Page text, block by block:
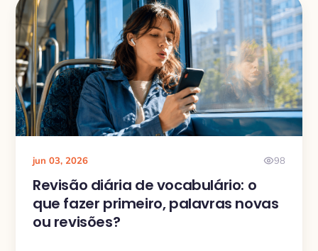
estudo que funcione de verdade.
jun 03, 2026 98
Revisão diária de vocabulário: o
que fazer primeiro, palavras novas
ou revisões?